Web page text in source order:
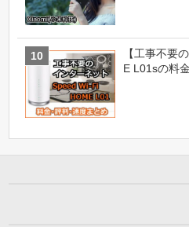
【工事不要
E L01sの料